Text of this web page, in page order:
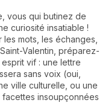
vous qui butinez de
curiosité insatiable !
mots, les échanges,
Valentin, préparez-
vif : une lettre
sans voix (oui,
ville culturelle, ou une
insoupçonnées